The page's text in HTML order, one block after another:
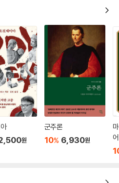
이러한 점들 뿐만 아니라 본문의 흐
감히 덜어내고, 오직 독자분들이 니체
도록 합리적이면서도 군더더기 없는
를 관통하는 핵심 키워드로 '올바름 추
지 통용되던 니체의 이미지에 익숙한
니다. 그러나 저희는 이 개념이야말로
명료하게 이해할 수 있는 필수적인 개
바다로 항해를 시작하는 것은 분명 용
장에서 확인할 수 있는데, 니체는 그들
원
군주론
10% 6,930원
어